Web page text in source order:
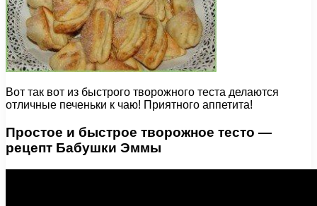
Вот так вот из быстрого творожного теста делаются
отличные печеньки к чаю! Приятного аппетита!
Простое и быстрое творожное тесто —
рецепт Бабушки Эммы